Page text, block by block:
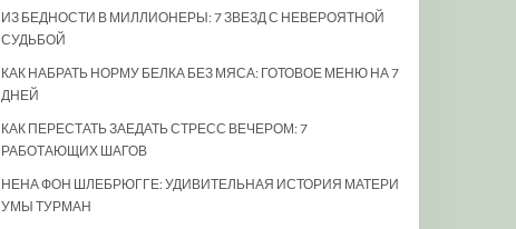
ИЗ БЕДНОСТИ В МИЛЛИОНЕРЫ: 7 ЗВЕЗД С НЕВЕРОЯТНОЙ
СУДЬБОЙ
КАК НАБРАТЬ НОРМУ БЕЛКА БЕЗ МЯСА: ГОТОВОЕ МЕНЮ НА 7
ДНЕЙ
КАК ПЕРЕСТАТЬ ЗАЕДАТЬ СТРЕСС ВЕЧЕРОМ: 7
РАБОТАЮЩИХ ШАГОВ
НЕНА ФОН ШЛЕБРЮГГЕ: УДИВИТЕЛЬНАЯ ИСТОРИЯ МАТЕРИ
УМЫ ТУРМАН